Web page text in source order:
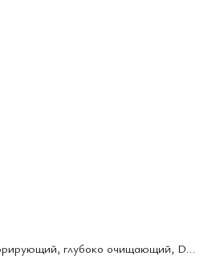
Шампунь для волос дезодорирующий, глубоко очищающий, DeOu, Rohto, 400 мл (148783)